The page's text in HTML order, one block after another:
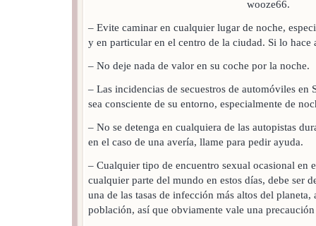
– Evite caminar en cualquier lugar de noche,
y en particular en el centro de la ciudad. Si lo hace
– No deje nada de valor en su coche por la noche.
– Las incidencias de secuestros de automóviles en
sea consciente de su entorno, especialmente de
– No se detenga en cualquiera de las autopistas
en el caso de una avería, llame para pedir ayuda.
– Cualquier tipo de encuentro sexual ocasional en
cualquier parte del mundo en estos días, debe ser
una de las tasas de infección más altos del
población, así que obviamente vale una